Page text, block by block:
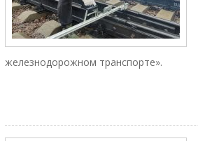
железнодорожном транспорте».